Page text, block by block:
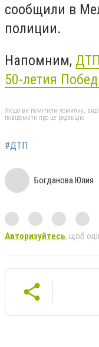
сообщили в
полиции.
Напомним,
50-летия
Якщо ви помітили помилку,
повідомити про це редакцію
#ДТП
Богданова Юлия
Авторизуйтесь, щоб